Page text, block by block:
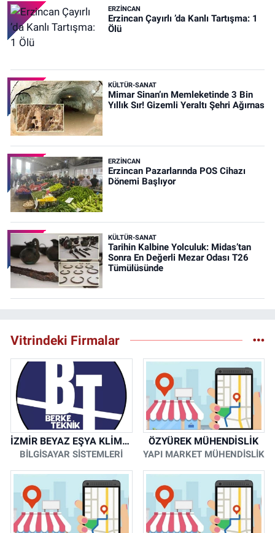
ERZINCAN
Erzincan Çayırlı ’da Kanlı Tartışma: 1
Ölü
KÜLTÜR-SANAT
Mimar Sinan’ın Memleketinde 3 Bin
Yıllık Sır! Gizemli Yeraltı Şehri Ağırnas
ERZINCAN
Erzincan Pazarlarında POS Cihazı
Dönemi Başlıyor
KÜLTÜR-SANAT
Tarihin Kalbine Yolculuk: Midas’tan
Sonra En Değerli Mezar Odası T26
Tümülüsünde
Vitrindeki Firmalar
İZMİR BEYAZ EŞYA KLİMA KOMBİ SERVİSİ
BİLGİSAYAR SİSTEMLERİ
ÖZYÜREK MÜHENDİSLİK
YAPI MARKET MÜHENDİSLİK